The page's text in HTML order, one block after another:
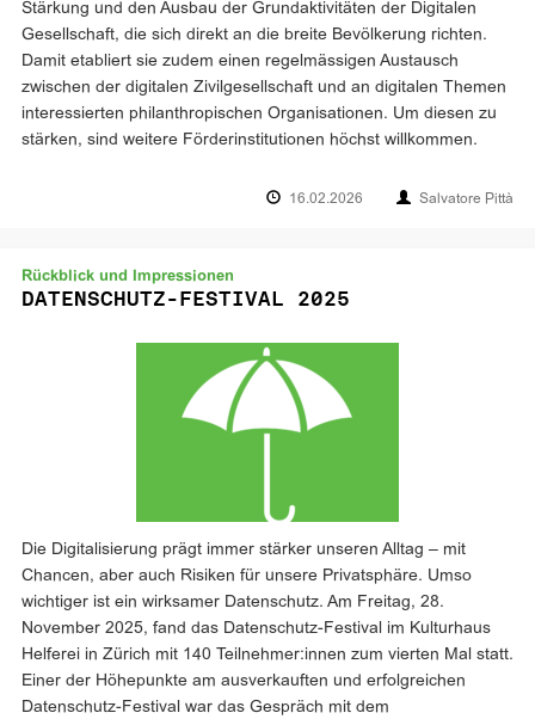
Stärkung und den Ausbau der Grundaktivitäten der Digitalen
Gesellschaft, die sich direkt an die breite Bevölkerung richten.
Damit etabliert sie zudem einen regelmässigen Austausch
zwischen der digitalen Zivilgesellschaft und an digitalen Themen
interessierten philanthropischen Organisationen. Um diesen zu
stärken, sind weitere Förderinstitutionen höchst willkommen.
16.02.2026 Salvatore Pittà
Rückblick und Impressionen
DATENSCHUTZ-FESTIVAL 2025
Die Digitalisierung prägt immer stärker unseren Alltag – mit
Chancen, aber auch Risiken für unsere Privatsphäre. Umso
wichtiger ist ein wirksamer Datenschutz. Am Freitag, 28.
November 2025, fand das Datenschutz-Festival im Kulturhaus
Helferei in Zürich mit 140 Teilnehmer:innen zum vierten Mal statt.
Einer der Höhepunkte am ausverkauften und erfolgreichen
Datenschutz-Festival war das Gespräch mit dem